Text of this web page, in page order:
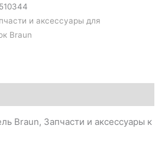
и аксессуары для
Braun
Braun, Запчасти и аксессуары к